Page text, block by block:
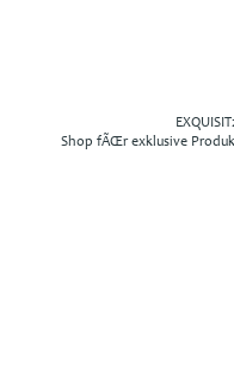
Shop fÃŒr exklusive